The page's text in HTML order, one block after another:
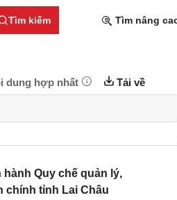
Tìm kiếm Tìm nâng
dung hợp nhất Tải về
hành Quy chế quản lý,
chính tỉnh Lai Châu